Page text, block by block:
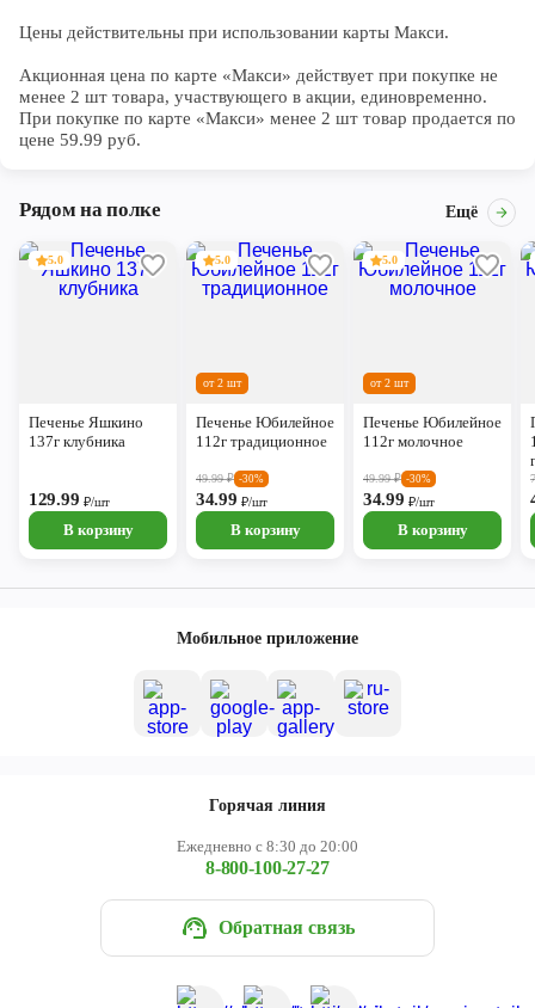
Цены действительны при использовании карты Макси.
Акционная цена по карте «Макси» действует при покупке не
менее 2 шт товара, участвующего в акции, единовременно.
При покупке по карте «Макси» менее 2 шт товар продается по
цене 59.99 руб.
Рядом на полке Ещё
5.0
Печенье Яшкино
137г клубника
129.99 ₽/шт
В корзину
от 2 шт
5.0
Печенье Юбилейное
112г традиционное
49.99₽ -30%
34.99₽/шт
В корзину
от 2 шт
5.0
Печенье Юбилейное
112г молочное
49.99₽ -30%
34.99₽/шт
В корзину
Мобильное приложение
Горячая линия
Ежедневно с 8:30 до 20:00
8-800-100-27-27
Обратная связь